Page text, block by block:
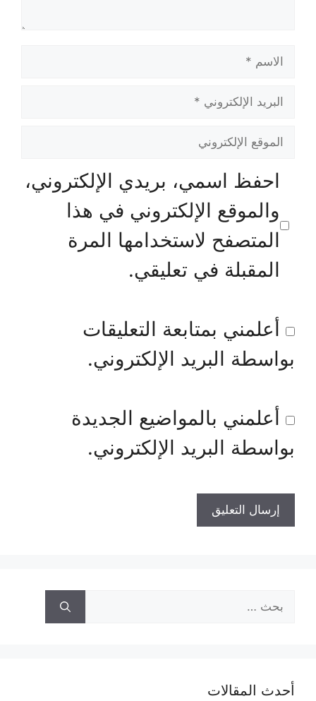
الاسم
البريد
الإلكتروني
الموقع
الإلكتروني
احفظ اسمي، بريدي الإلكتروني،
والموقع الإلكتروني في هذا
المتصفح لاستخدامها المرة
المقبلة في تعليقي.
أعلمني بمتابعة التعليقات
بواسطة البريد الإلكتروني.
أعلمني بالمواضيع الجديدة
بواسطة البريد الإلكتروني.
عن:
أحدث المقالات